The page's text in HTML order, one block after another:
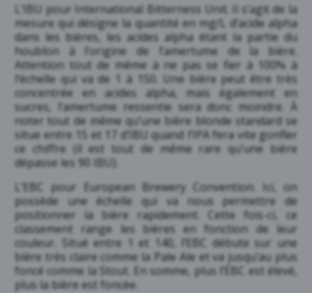
L’IBU pour International Bitterness Unit. Il s’agit de la
mesure qui désigne la quantité en mg/L d’acide alpha
dans les bières, les acides alpha étant la partie du
houblon à l’origine de l’amertume de la bière.
Attention tout de même à ne pas se fier à 100% à
l’échelle qui va de 1 à 150. Une bière peut être très
concentrée en acides alpha, mais également en
sucres, l’amertume ressentie sera donc moindre. À
noter tout de même qu’une bière blonde standard se
situe entre 15 et 17 d’IBU quand l’IPA fera vite gonfler
ce chiffre (il est tout de même rare qu’une bière
dépasse les 90 IBU).
L’EBC pour European Brewery Convention. Ici, on
possède une échelle qui va nous permettre de
positionner la bière rapidement. Cette fois-ci, ce
classement range les bières en fonction de leur
couleur. Situé entre 1 et 140, l’EBC débute sur une
bière très claire comme la Pale Ale et va jusqu’au plus
foncé comme la Stout. En somme, plus l’EBC est élevé,
plus la bière est foncée.